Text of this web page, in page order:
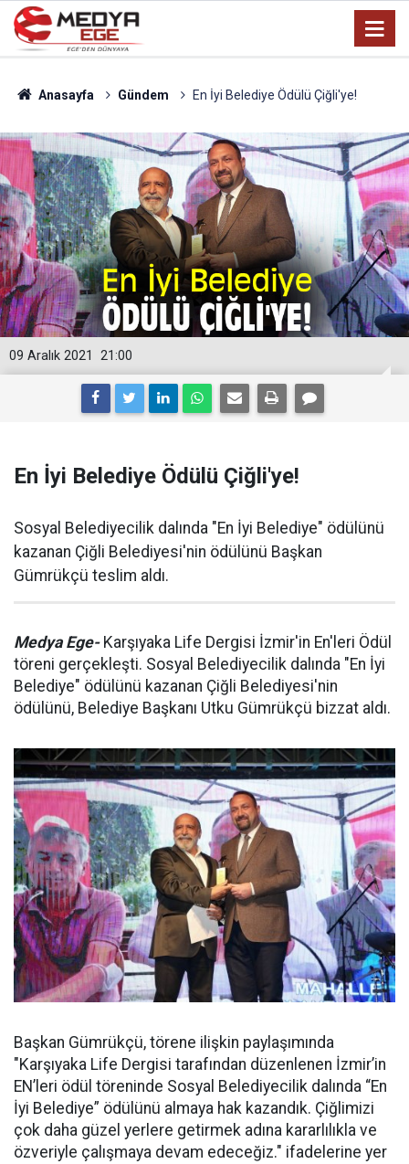
Anasayfa Gündem En İyi Belediye Ödülü Çiğli'ye!
21:00
09 Aralık 2021
En İyi Belediye Ödülü Çiğli'ye!
Sosyal Belediyecilik dalında "En İyi Belediye" ödülünü
kazanan Çiğli Belediyesi'nin ödülünü Başkan
Gümrükçü teslim aldı.
Medya Ege-Karşıyaka Life Dergisi İzmir'in En'leri Ödül
töreni gerçekleşti. Sosyal Belediyecilik dalında "En İyi
Belediye" ödülünü kazanan Çiğli Belediyesi'nin
ödülünü, Belediye Başkanı Utku Gümrükçü bizzat aldı.
Başkan Gümrükçü, törene ilişkin paylaşımında
"Karşıyaka Life Dergisi tarafından düzenlenen İzmir’in
EN’leri ödül töreninde Sosyal Belediyecilik dalında “En
İyi Belediye” ödülünü almaya hak kazandık. Çiğlimizi
çok daha güzel yerlere getirmek adına kararlılıkla ve
özveriyle çalışmaya devam edeceğiz." ifadelerine yer